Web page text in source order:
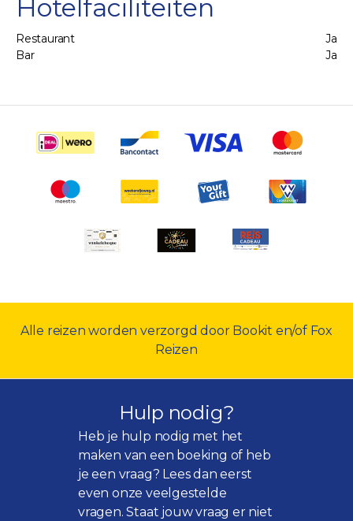
Hotelfaciliteiten
Restaurant
Ja
Bar
Ja
Alle reizen worden verzorgd door Bookit en/of Fox
Reizen
Hulp nodig?
Heb je hulp nodig met het
maken van een boeking of heb
je een vraag? Lees dan eerst
even onzeveelgestelde
vragen. Staat jouw vraag er niet